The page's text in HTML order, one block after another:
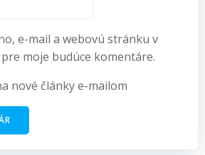
e-mail a webovú stránku v
moje budúce komentáre.
nové články e-mailom